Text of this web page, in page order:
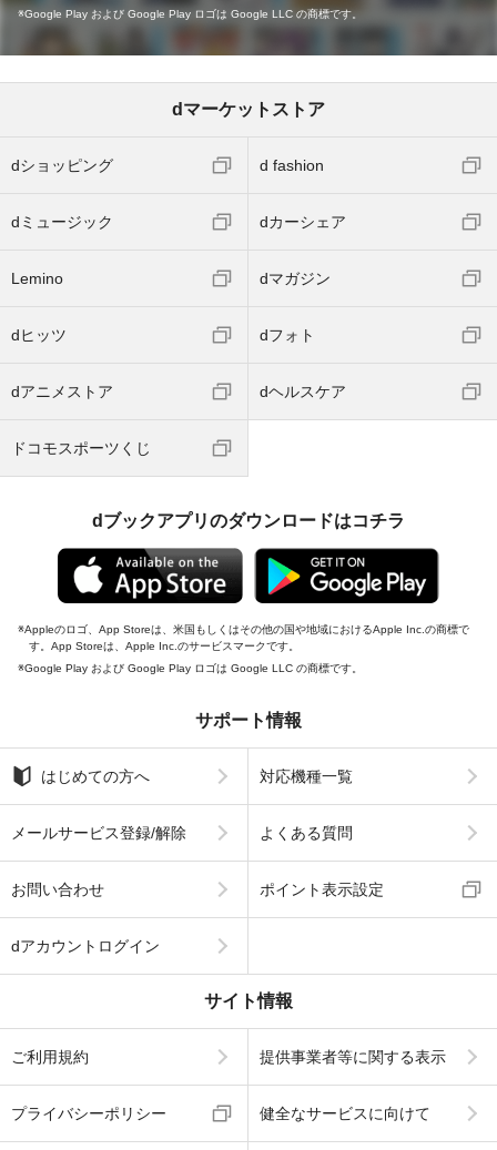
Google Play および Google Play ロゴは Google LLC の商標です。
dマーケットストア
dショッピング d fashion
dミュージック dカーシェア
Lemino dマガジン
dヒッツ dフォト
dアニメストア dヘルスケア
ドコモスポーツくじ
dブックアプリのダウンロードはコチラ
Appleのロゴ、App Storeは、米国もしくはその他の国や地域におけるApple Inc.の商標で
す。App Storeは、Apple Inc.のサービスマークです。
Google Play および Google Play ロゴは Google LLC の商標です。
サポート情報
はじめての方へ 対応機種一覧
メールサービス登録/解除 よくある質問
お問い合わせ ポイント表示設定
dアカウントログイン
サイト情報
ご利用規約 提供事業者等に関する表示
プライバシーポリシー 健全なサービスに向けて